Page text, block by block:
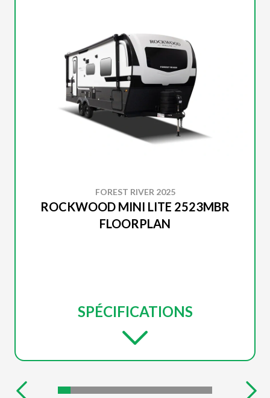
FOREST RIVER 2025
ROCKWOOD MINI LITE 2523MBR
FLOORPLAN
SPÉCIFICATIONS